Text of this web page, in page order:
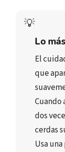
💡
Lo
El
que
dos
cerdas
Usa una